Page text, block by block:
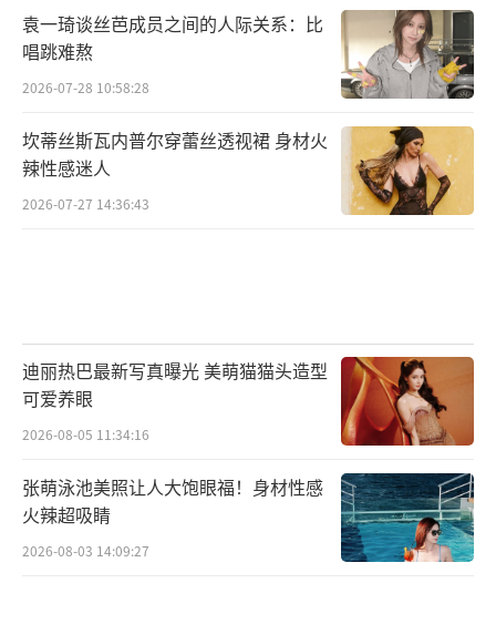
袁一琦谈丝芭成员之间的人际关系：比
唱跳难熬
2026-07-28 10:58:28
坎蒂丝斯瓦内普尔穿蕾丝透视裙 身材火
辣性感迷人
2026-07-27 14:36:43
迪丽热巴最新写真曝光 美萌猫猫头造型
可爱养眼
2026-08-05 11:34:16
张萌泳池美照让人大饱眼福！身材性感
火辣超吸睛
2026-08-03 14:09:27